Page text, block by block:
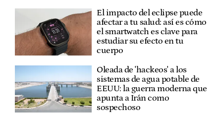
El impacto del eclipse puede
afectar a tu salud: así es cómo
el smartwatch es clave para
estudiar su efecto en tu
cuerpo
Oleada de 'hackeos' a los
sistemas de agua potable de
EEUU: la guerra moderna que
apunta a Irán como
sospechoso